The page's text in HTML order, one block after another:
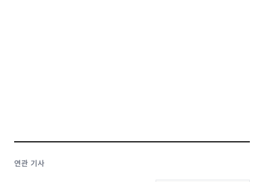
연관 기사